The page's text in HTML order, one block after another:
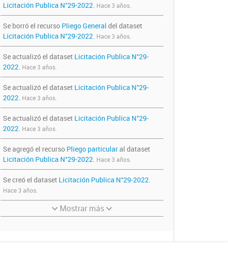
Licitación Publica N°29-2022. Hace 3 años.
Se borró el recurso Pliego General del dataset
Licitación Publica N°29-2022. Hace 3 años.
Se actualizó el dataset Licitación Publica N°29-
2022. Hace 3 años.
Se actualizó el dataset Licitación Publica N°29-
2022. Hace 3 años.
Se actualizó el dataset Licitación Publica N°29-
2022. Hace 3 años.
Se agregó el recurso Pliego particularal dataset
Licitación Publica N°29-2022. Hace 3 años.
Se creó el dataset Licitación Publica N°29-2022.
Hace 3 años.
Mostrar más